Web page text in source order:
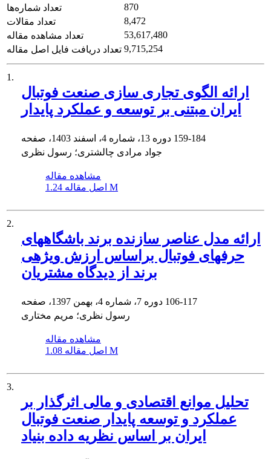
تعداد شماره‌ها
870
تعداد مقالات
8,472
تعداد مشاهده مقاله
53,617,480
تعداد دریافت فایل اصل مقاله 9,715,254
1.
ارائه الگوی تجاری سازی صنعت فوتبال
ایران مبتنی بر توسعه و عملکرد پایدار
159-184
جواد مرادی چالشتری؛ رسول نظری
مشاهده مقاله
اصل مقاله 1.24 M
2.
ارائه مدل عناصر سازنده برند باشگاه‏های
حرفه‏ای فوتبال براساس ارزش ویژه‏ی
برند از دیدگاه مشتریان
106-117
رسول نظری؛ مریم مختاری
مشاهده مقاله
اصل مقاله 1.08 M
3.
تحلیل موانع اقتصادی و مالی اثرگذار بر
عملکرد و توسعه پایدار صنعت فوتبال
ایران بر اساس نظریه داده بنیاد